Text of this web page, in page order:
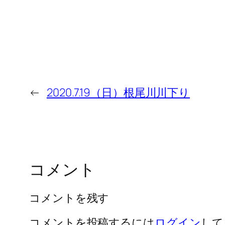
← 2020.7.19（日）根尾川川下り
コメント
コメントを残す